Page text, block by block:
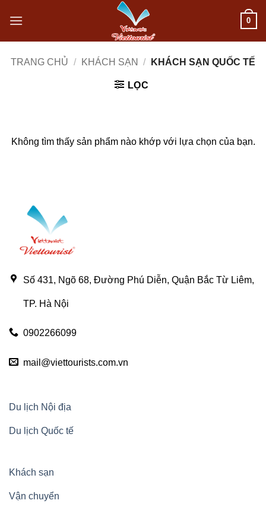
nội
0
TRANG CHỦ / KHÁCH SẠN / KHÁCH SẠN QUỐC TẾ
LỌC
Không tìm thấy sản phẩm nào khớp với lựa chọn của bạn.
Số 431, Ngõ 68, Đường Phú Diễn, Quận Bắc Từ Liêm,
TP. Hà Nội
0902266099
mail@viettourists.com.vn
Du lịch Nội địa
Du lịch Quốc tế
Khách sạn
Vận chuyển